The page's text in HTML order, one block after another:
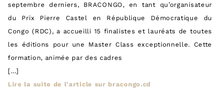
septembre derniers, BRACONGO, en tant qu’organisateur
du Prix Pierre Castel en République Démocratique du
Congo (RDC), a accueilli 15 finalistes et lauréats de toutes
les éditions pour une Master Class exceptionnelle. Cette
formation, animée par des cadres
[…]
Lire la suite de l’article sur bracongo.cd